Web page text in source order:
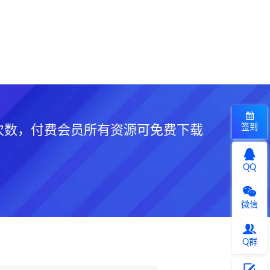
，付费会员所有资源可免费下载 签到
QQ
微信
Q群